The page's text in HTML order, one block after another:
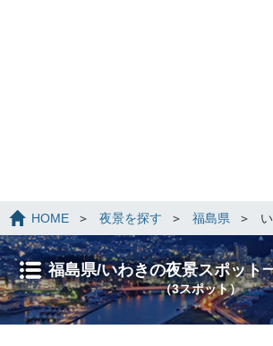
HOME 夜景を探す 福島県
福島県/いわきの夜景スポット
（3スポット）